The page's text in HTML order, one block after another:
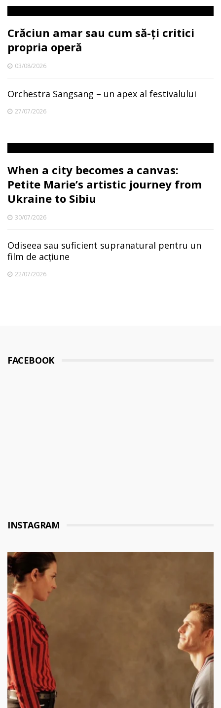
Crăciun amar sau cum să-ți critici
propria operă
03/08/2026
Orchestra Sangsang – un apex al festivalului
27/07/2026
When a city becomes a canvas:
Petite Marie’s artistic journey from
Ukraine to Sibiu
30/07/2026
Odiseea sau suficient supranatural pentru un
film de acțiune
22/07/2026
FACEBOOK
INSTAGRAM